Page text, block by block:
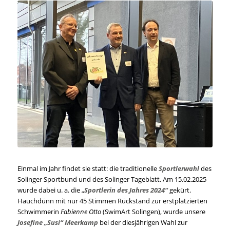
Einmal im Jahr findet sie statt: die traditionelleSportlerwahldes
Solinger Sportbund und des Solinger Tageblatt. Am 15.02.2025
wurde dabei u. a. die „Sportlerin des Jahres 2024“gekürt.
Hauchdünn mit nur 45 Stimmen Rückstand zur erstplatzierten
Schwimmerin Fabienne Otto(SwimArt Solingen), wurde unsere
Josefine „Susi“ Meerkamp bei der diesjährigen Wahl zur